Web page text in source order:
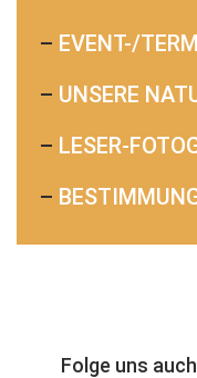
– EVENT-/
– UNSERE
– LESER-
–
Folge uns